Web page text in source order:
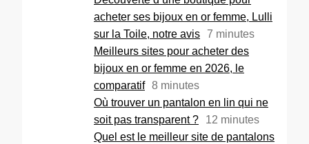
acheter ses bijoux en or femme, Lulli
sur la Toile, notre avis 7 minutes
Meilleurs sites pour acheter des
bijoux en or femme en 2026, le
comparatif 8 minutes
Où trouver un pantalon en lin qui ne
soit pas transparent ?
12 minutes
Quel est le meilleur site de pantalons